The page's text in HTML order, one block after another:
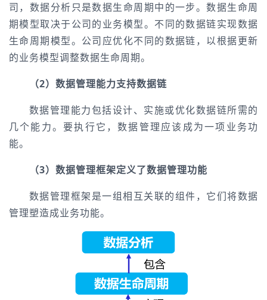
司，数据分析只是数据生命周期中的一步。数据生命周
期模型取决于公司的业务模型。不同的数据链实现数据
生命周期模型。公司应优化不同的数据链，以根据更新
的业务模型调整数据生命周期。
（2）数据管理能力支持数据链
数据管理能力包括设计、实施或优化数据链所需的
几个能力。要执行它，数据管理应该成为一项业务功
能。
（3）数据管理框架定义了数据管理功能
数据管理框架是一组相互关联的组件，它们将数据
管理塑造成业务功能。